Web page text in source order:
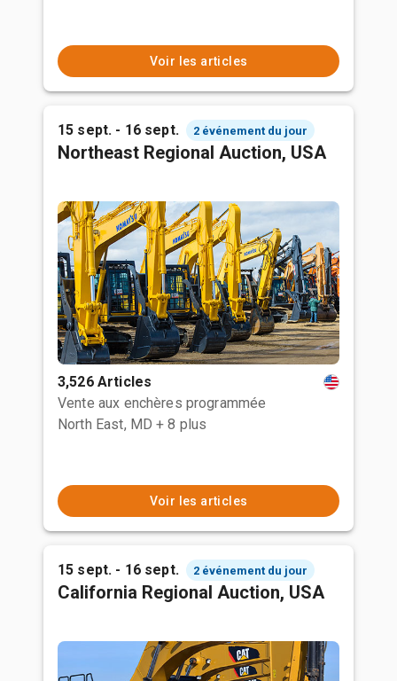
Voir les articles
15 sept. - 16 sept. 2 événement du jour
Northeast Regional Auction, USA
3,526 Articles
Vente aux enchères programmée
North East, MD + 8 plus
Voir les articles
15 sept. - 16 sept. 2 événement du jour
California Regional Auction, USA